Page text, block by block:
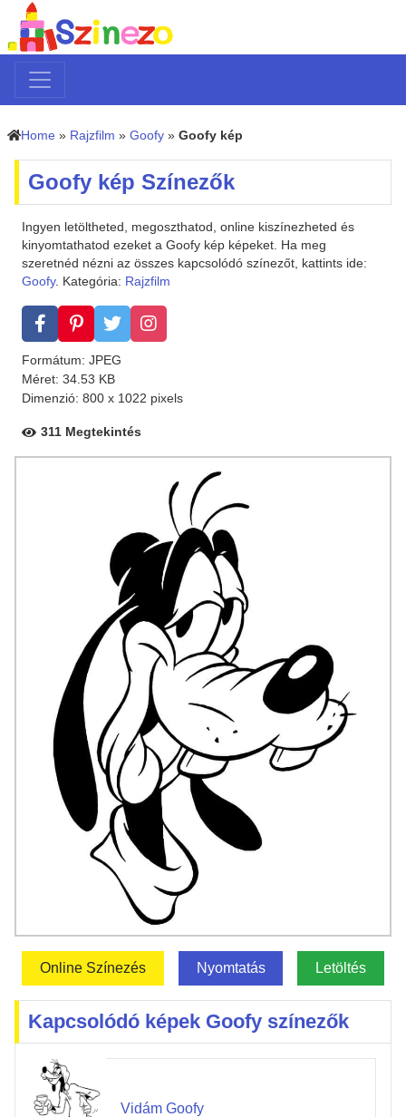
Home » Rajzfilm » Goofy » Goofy kép
Goofy kép Színezők
Ingyen letöltheted, megoszthatod, online kiszínezheted és
kinyomtathatod ezeket a Goofy kép képeket. Ha meg
szeretnéd nézni az összes kapcsolódó színezőt, kattints ide:
Goofy. Kategória: Rajzfilm
Formátum: JPEG
Méret: 34.53 KB
Dimenzió: 800 x 1022 pixels
311 Megtekintés
Online Színezés Nyomtatás Letöltés
Kapcsolódó képek Goofy színezők
Vidám Goofy